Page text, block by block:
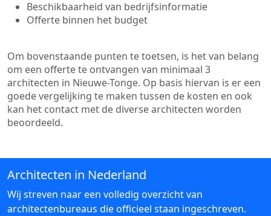
Beschikbaarheid van bedrijfsinformatie
Offerte binnen het budget
Om bovenstaande punten te toetsen, is het van belang
om een offerte te ontvangen van minimaal 3
architecten in Nieuwe-Tonge. Op basis hiervan is er een
goede vergelijking te maken tussen de kosten en ook
kan het contact met de diverse architecten worden
beoordeeld.
Architecten in Nederland
Wij streven naar een volledig overzicht van
architectenbureaus die officieel staan ingeschreven.